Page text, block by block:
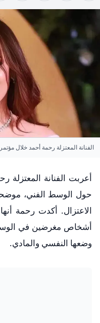
الفنانة المعتزلة رحمة أحمد خلال
أعربت الفنانة
حول الوسط الفني، موضحة
الاعتزال. أكدت رحمة
أشخاص مغرضين في
وضعها النفسي والمادي.